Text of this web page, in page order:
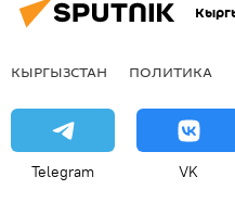
КЫРГЫЗСТАН ПОЛИТИКА
Telegram VK